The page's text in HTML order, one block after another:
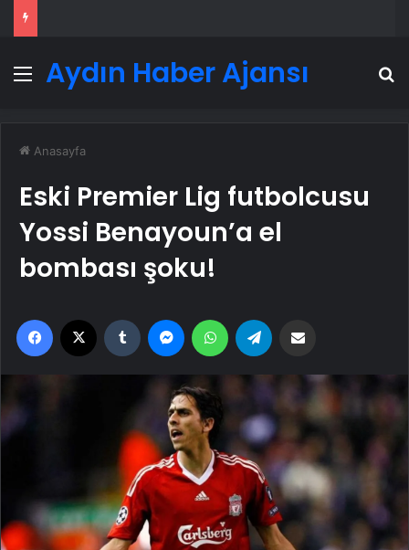
Menü
Aydın Haber Ajansı
Anasayfa
Eski Premier Lig futbolcusu
Yossi Benayoun’a el
bombası şoku!
Facebook Tumblr MessengerWhatsApp